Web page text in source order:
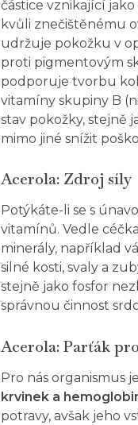
částice vznikající
kvůli znečištěnému
udržuje pokožku v
proti pigmentovým
podporuje tvorbu
vitamíny skupiny B
stav pokožky, stejně
mimo jiné snížit
Acerola: Zdroj síly
Potýkáte-li se s
vitamínů. Vedle
minerály, například
silné kosti, svaly a
stejně jako fosfor
správnou činnost
Acerola: Parťák
Pro nás organismus
krvinek a
potravy, avšak jeho